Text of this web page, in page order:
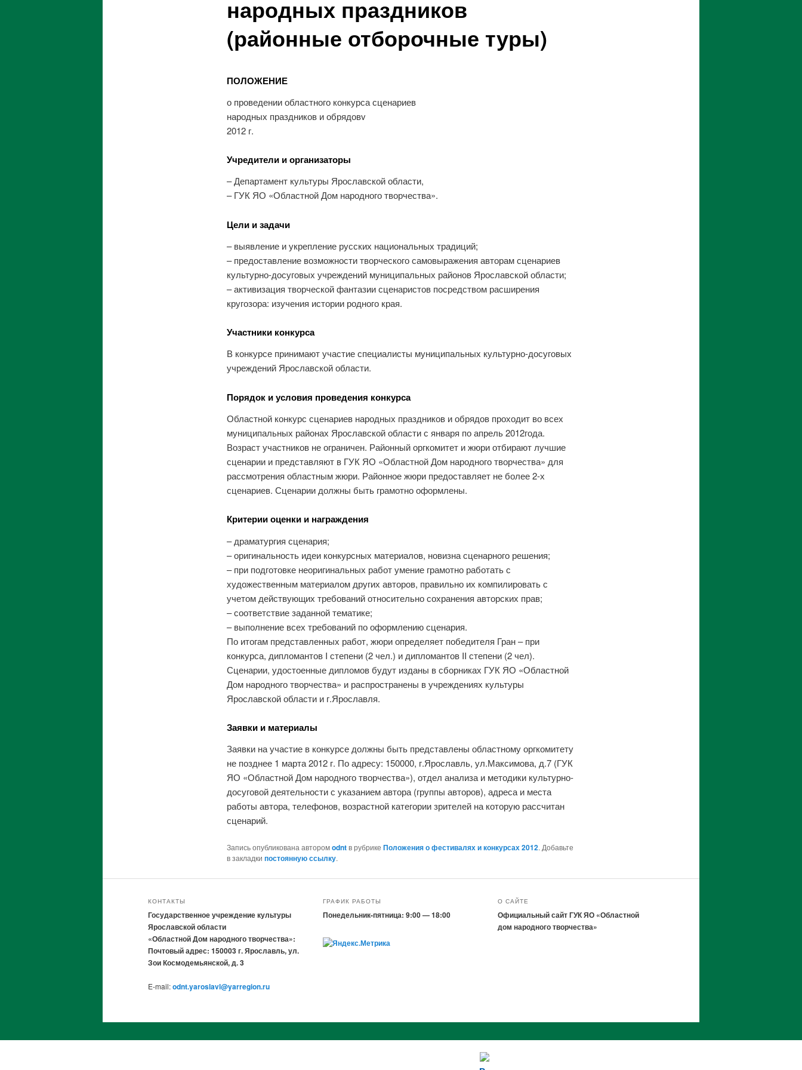
народных праздников
(районные отборочные туры)
ПОЛОЖЕНИЕ
о проведении областного конкурса сценариев
народных праздников и обрядовv
2012 г.
Учредители и организаторы
– Департамент культуры Ярославской области,
– ГУК ЯО «Областной Дом народного творчества».
Цели и задачи
– выявление и укрепление русских национальных традиций;
– предоставление возможности творческого самовыражения авторам сценариев
культурно-досуговых учреждений муниципальных районов Ярославской области;
– активизация творческой фантазии сценаристов посредством расширения
кругозора: изучения истории родного края.
Участники конкурса
В конкурсе принимают участие специалисты муниципальных культурно-досуговых
учреждений Ярославской области.
Порядок и условия проведения конкурса
Областной конкурс сценариев народных праздников и обрядов проходит во всех
муниципальных районах Ярославской области с января по апрель 2012года.
Возраст участников не ограничен. Районный оргкомитет и жюри отбирают лучшие
сценарии и представляют в ГУК ЯО «Областной Дом народного творчества» для
рассмотрения областным жюри. Районное жюри предоставляет не более 2-х
сценариев. Сценарии должны быть грамотно оформлены.
Критерии оценки и награждения
– драматургия сценария;
– оригинальность идеи конкурсных материалов, новизна сценарного решения;
– при подготовке неоригинальных работ умение грамотно работать с
художественным материалом других авторов, правильно их компилировать с
учетом действующих требований относительно сохранения авторских прав;
– соответствие заданной тематике;
– выполнение всех требований по оформлению сценария.
По итогам представленных работ, жюри определяет победителя Гран – при
конкурса, дипломантов I степени (2 чел.) и дипломантов II степени (2 чел).
Сценарии, удостоенные дипломов будут изданы в сборниках ГУК ЯО «Областной
Дом народного творчества» и распространены в учреждениях культуры
Ярославской области и г.Ярославля.
Заявки и материалы
Заявки на участие в конкурсе должны быть представлены областному оргкомитету
не позднее 1 марта 2012 г. По адресу: 150000, г.Ярославль, ул.Максимова, д.7 (ГУК
ЯО «Областной Дом народного творчества»), отдел анализа и методики культурно-
досуговой деятельности с указанием автора (группы авторов), адреса и места
работы автора, телефонов, возрастной категории зрителей на которую рассчитан
сценарий.
Запись опубликована авторомodntв рубрике Положения о фестивалях и конкурсах 2012. Добавьте
в закладки постоянную ссылку.
КОНТАКТЫ
Государственное учреждение культуры
Ярославской области
«Областной Дом народного творчества»:
Почтовый адрес: 150003 г. Ярославль, ул.
Зои Космодемьянской, д. 3
E-mail:odnt.yaroslavl@yarregion.ru
ГРАФИК РАБОТЫ
Понедельник-пятница: 9:00 — 18:00
О САЙТЕ
Официальный сайт ГУК ЯО «Областной
дом народного творчества»